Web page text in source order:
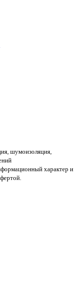
шумоизоляция,
характер и